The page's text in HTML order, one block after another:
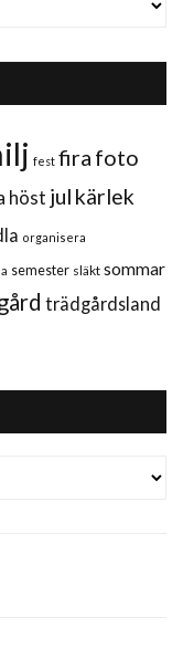
fest fira foto
höst jul kärlek
organisera
semester släkt sommar
trädgårdsland